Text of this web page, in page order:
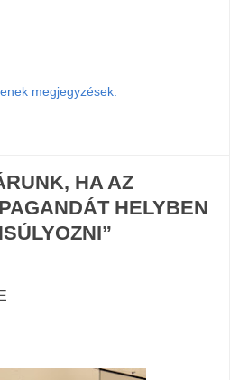
megjegyzések:
HA AZ
HELYBEN